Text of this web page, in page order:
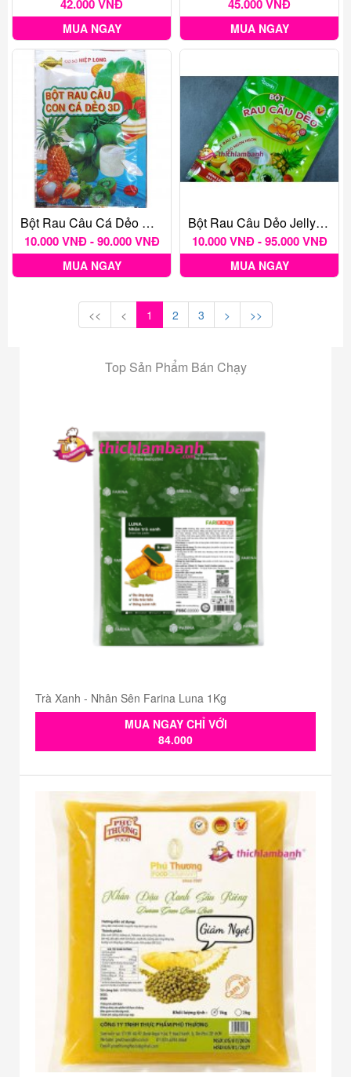
42.000 VNĐ
MUA NGAY
45.000 VNĐ
MUA NGAY
Bột Rau Câu Cá Dẻo Hiệp Long
10.000 VNĐ - 90.000 VNĐ
MUA NGAY
Bột Rau Câu Dẻo Jelly Hoàng Yến
10.000 VNĐ - 95.000 VNĐ
MUA NGAY
<< < 1 2 3 > >>
Top Sản Phẩm Bán Chạy
Trà Xanh - Nhân Sên Farina Luna 1Kg
MUA NGAY CHỈ VỚI
84.000